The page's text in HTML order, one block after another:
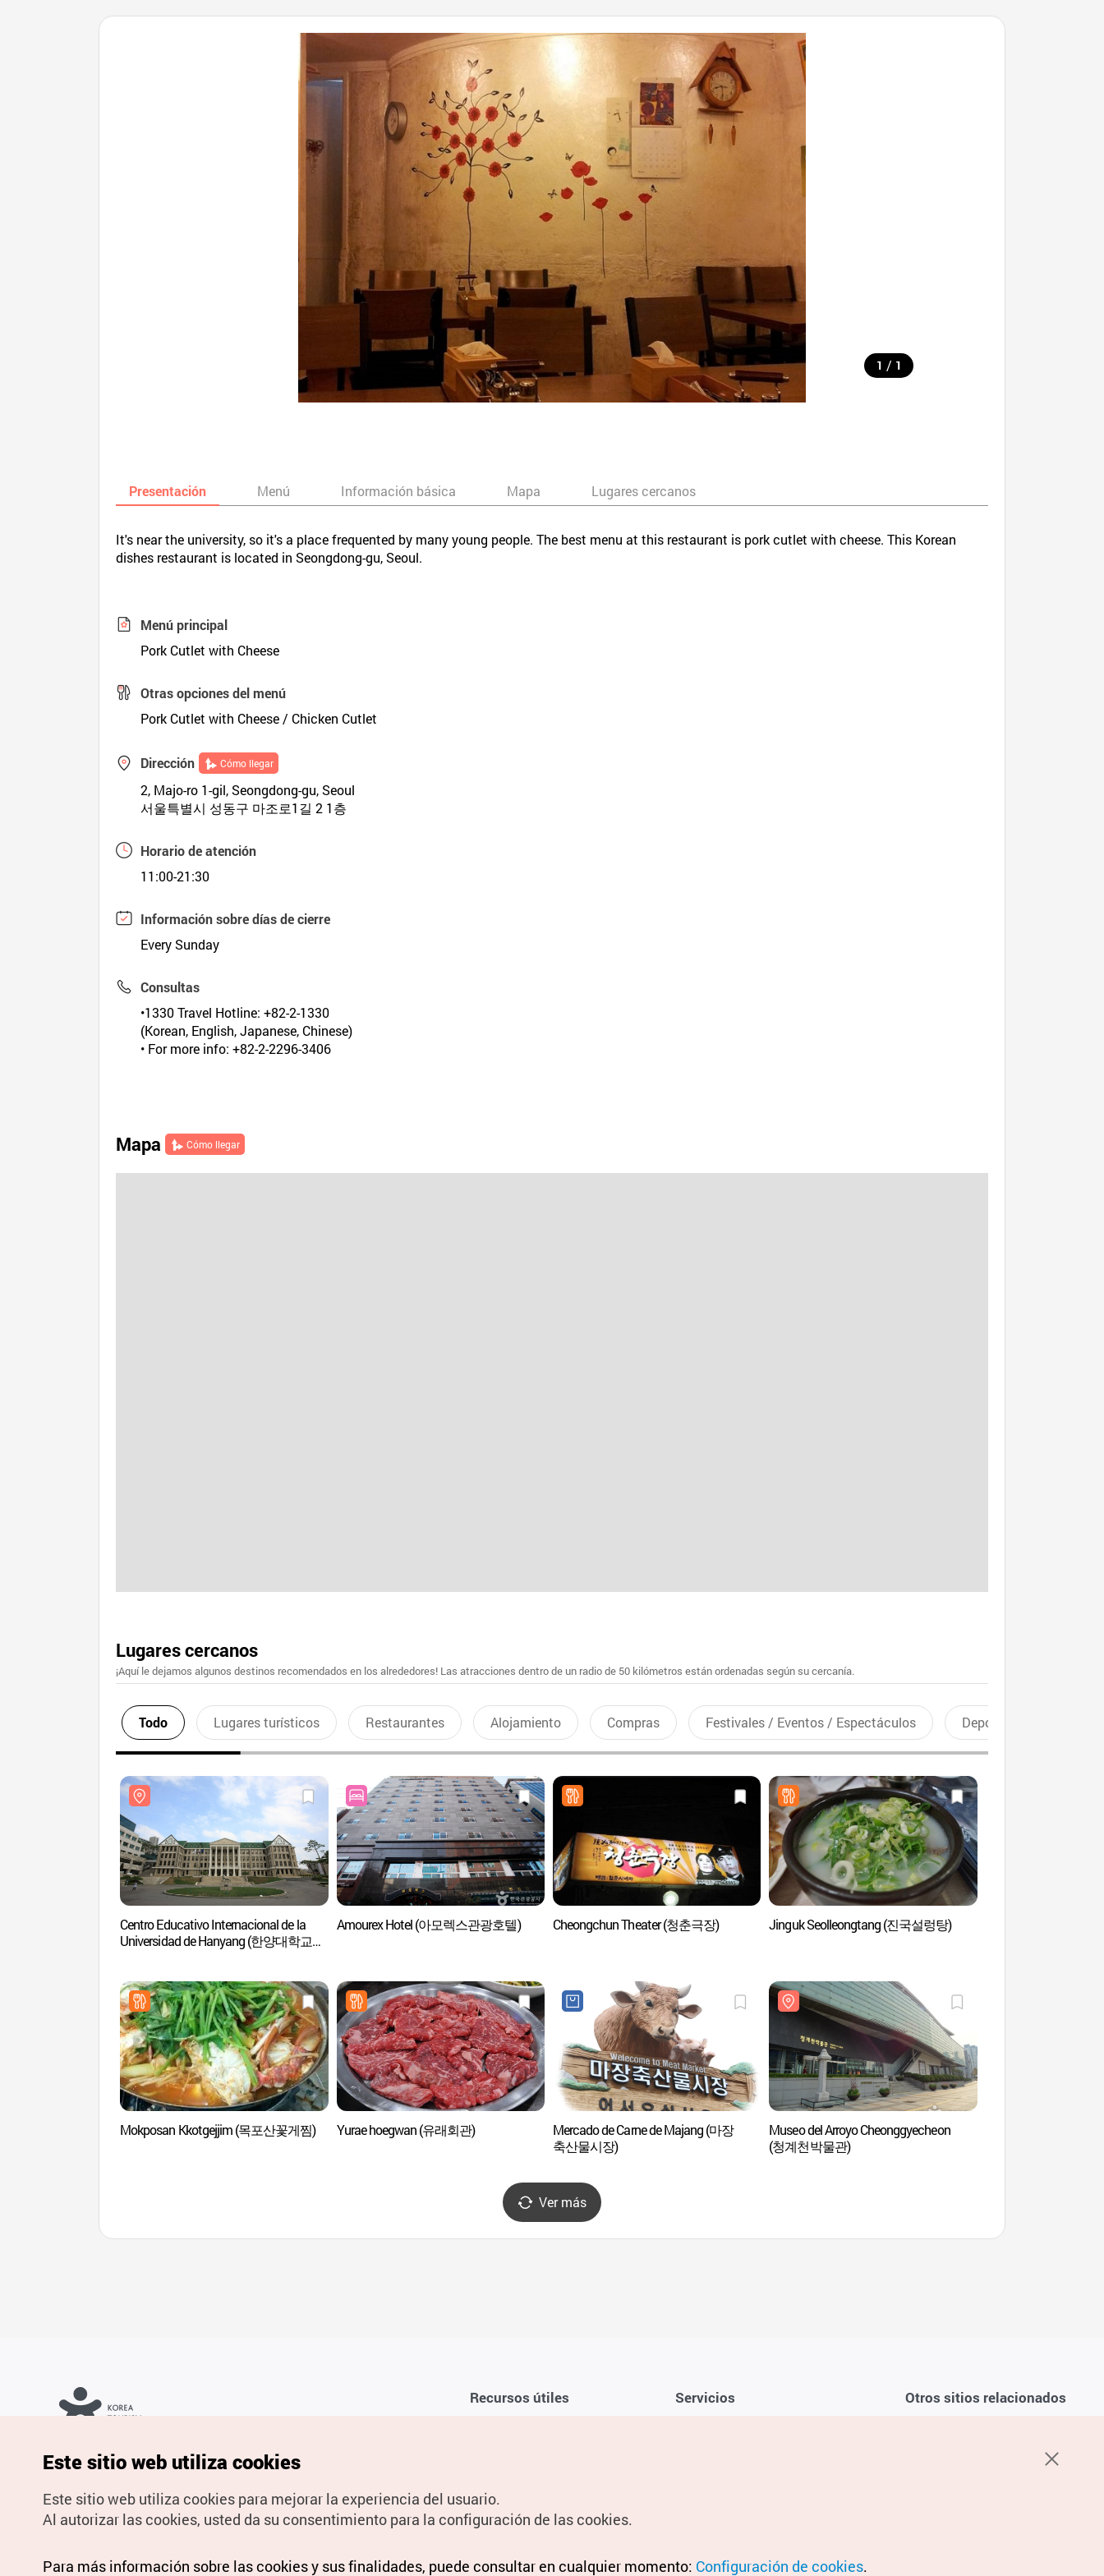
1 / 1
Presentación Menú Información básica Mapa Lugares cercanos
It's near the university, so it's a place frequented by many young people. The best menu at this restaurant is pork cutlet with cheese. This Korean
dishes restaurant is located in Seongdong-gu, Seoul.
Menú principal
Pork Cutlet with Cheese
Otras opciones del menú
Pork Cutlet with Cheese / Chicken Cutlet
Dirección Cómo llegar
2, Majo-ro 1-gil, Seongdong-gu, Seoul
서울특별시 성동구 마조로1길 2 1층
Horario de atención
11:00-21:30
Información sobre días de cierre
Every Sunday
Consultas
•1330 Travel Hotline: +82-2-1330
(Korean, English, Japanese, Chinese)
• For more info: +82-2-2296-3406
Mapa Cómo llegar
Lugares cercanos
¡Aquí le dejamos algunos destinos recomendados en los alrededores! Las atracciones dentro de un radio de 50 kilómetros están ordenadas según su cercanía.
Todo Lugares turísticos Restaurantes Alojamiento Compras Festivales / Eventos / Espectáculos Deportes recreativos
Centro Educativo Internacional de la
Universidad de Hanyang (한양대학교
Amourex Hotel (아모렉스관광호텔) Cheongchun Theater (청춘극장) Jinguk Seolleongtang (진국설렁탕)
Mokposan Kkotgejjim (목포산꽃게찜) Yurae hoegwan (유래회관)
Mercado de Carne de Majang (마장
축산물시장)
Museo del Arroyo Cheonggyecheon
(청계천박물관)
Ver más
Recursos útiles
Guías digitales
Servicios
Términos y condiciones de ubicación
Otros sitios relacionados
derechos reservados.
Para informes de errores y cuestiones relacionadas con el sitio
spanish@knto.or.kr
Este sitio web utiliza cookies
Este sitio web utiliza cookies para mejorar la experiencia del usuario.
Al autorizar las cookies, usted da su consentimiento para la configuración de las cookies.
Para más información sobre las cookies y sus finalidades, puede consultar en cualquier momento: Configuración de cookies.